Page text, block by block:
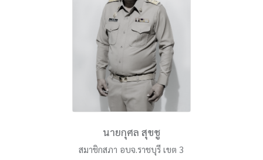
นายกุศล สุขชู
สมาชิกสภา อบจ.ราชบุรี เขต 3